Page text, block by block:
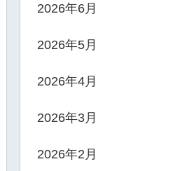
2026年6月
2026年5月
2026年4月
2026年3月
2026年2月